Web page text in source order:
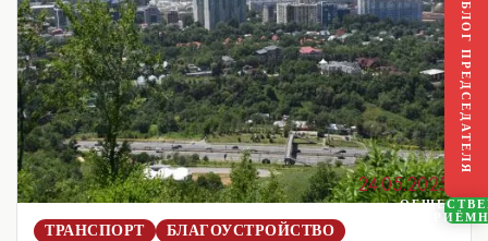
24.05.2025
ТРАНСПОРТ
БЛАГОУСТРОЙСТВО
БЛОГ ПРЕДСЕДАТЕЛЯ